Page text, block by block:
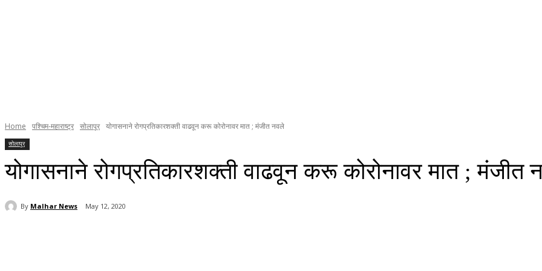
Home पश्चिम-महाराष्ट्र सोलापूर योगासनाने रोगप्रतिकारशक्ती वाढवून करू कोरोनावर मात ; मंजीत नवले
सोलापूर
योगासनाने रोगप्रतिकारशक्ती वाढवून करू कोरोनावर मात ; मंजीत
By Malhar News May 12, 2020